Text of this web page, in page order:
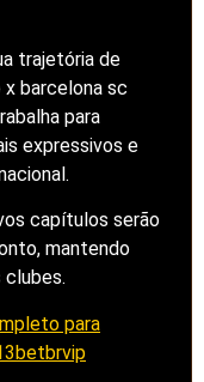
trajetória de
barcelona sc
para
expressivos e
capítulos serão
mantendo
clubes.
para